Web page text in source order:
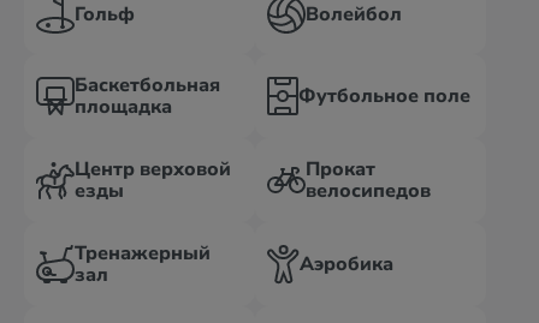
Гольф Волейбол
Баскетбольная
площадка
Футбольное поле
Центр верховой
езды
Прокат
велосипедов
Тренажерный
зал
Аэробика